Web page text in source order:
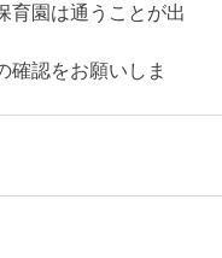
育園は通うことが出
確認をお願いしま